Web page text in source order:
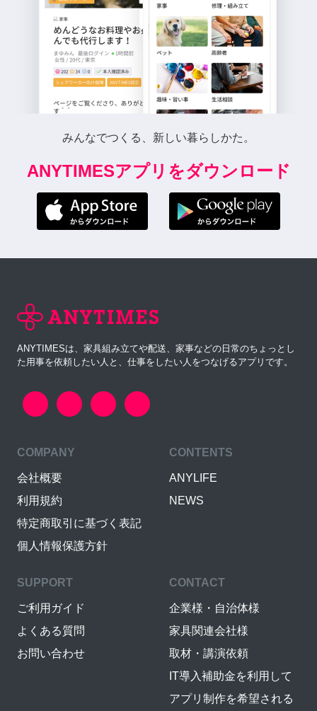
みんなでつくる、新しい暮らしかた。
ANYTIMESアプリをダウンロード
ANYTIMESは、家具組み立てや配送、家事などの日常のちょっとし
た用事を依頼したい人と、仕事をしたい人をつなげるアプリです。
COMPANY
会社概要
利用規約
特定商取引に基づく表記
個人情報保護方針
CONTENTS
ANYLIFE
NEWS
SUPPORT
ご利用ガイド
よくある質問
お問い合わせ
CONTACT
企業様・自治体様
家具関連会社様
取材・講演依頼
IT導入補助金を利用して
アプリ制作を希望される